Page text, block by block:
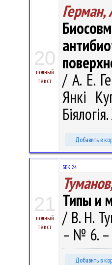
20
полный
текст
Герман,
/ А. Е.
Янкі
Добавить в
21
полный
текст
ББК 24.
Типы и
/ В. Н.
– № 6. –
Добавить в